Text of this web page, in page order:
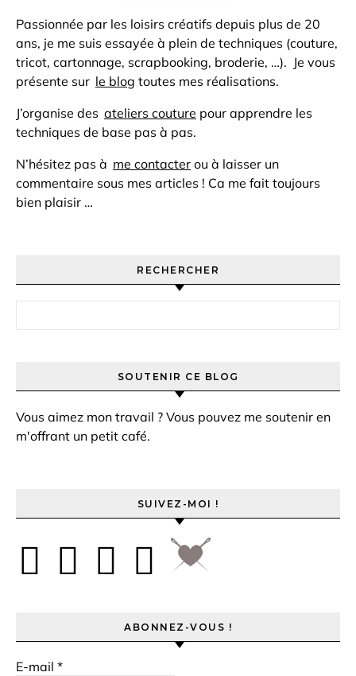
Passionnée par les loisirs créatifs depuis plus de 20
ans, je me suis essayée à plein de techniques (couture,
tricot, cartonnage, scrapbooking, broderie, …). Je vous
présente sur le blog toutes mes réalisations.
J’organise des ateliers couture pour apprendre les
techniques de base pas à pas.
N’hésitez pas à me contacter ou à laisser un
commentaire sous mes articles ! Ca me fait toujours
bien plaisir …
RECHERCHER
SOUTENIR CE BLOG
Vous aimez mon travail ? Vous pouvez me soutenir en
m'offrant un petit café.
SUIVEZ-MOI !
ABONNEZ-VOUS !
E-mail *